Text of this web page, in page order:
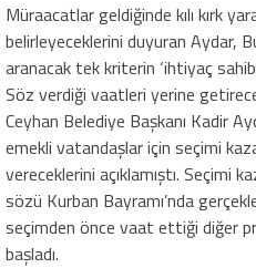
Müraacatlar geldiğinde kılı kırk
belirleyeceklerini duyuran Aydar,
aranacak tek kriterin ‘ihtiyaç
Söz verdiği vaatleri yerine
Ceyhan Belediye Başkanı Kadir
emekli vatandaşlar için seçimi
vereceklerini açıklamıştı. Seçimi
sözü Kurban Bayramı’nda
seçimden önce vaat ettiği diğer
başladı.